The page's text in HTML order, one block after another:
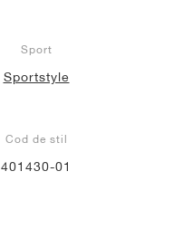
Sport
Sportstyle
Cod de stil
401430-01